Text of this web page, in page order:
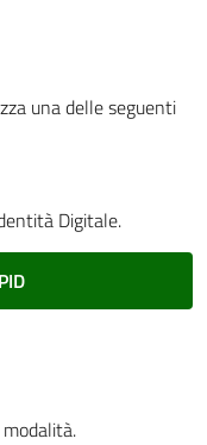
una delle seguenti
Digitale.